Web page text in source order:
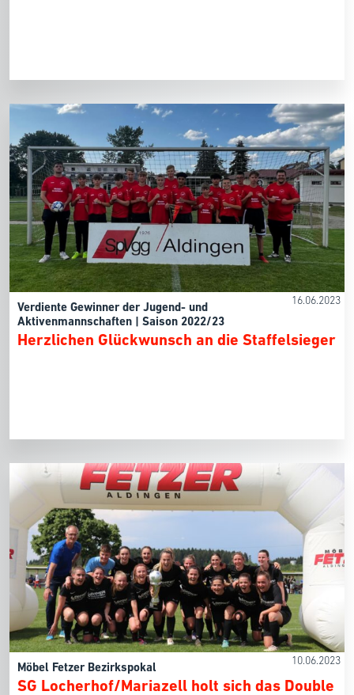
16.06.2023
Verdiente Gewinner der Jugend- und
Aktivenmannschaften | Saison 2022/23
Herzlichen Glückwunsch an die Staffelsieger
10.06.2023
Möbel Fetzer Bezirkspokal
SG Locherhof/Mariazell holt sich das Double